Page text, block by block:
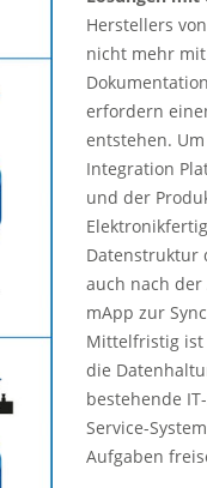
Herstellers
nicht mehr
erfordern
entstehen.
Integration
und der
Datenstruktur
auch nach
mApp zur
Mittelfristig ist
die
bestehende
Service-
Aufgaben